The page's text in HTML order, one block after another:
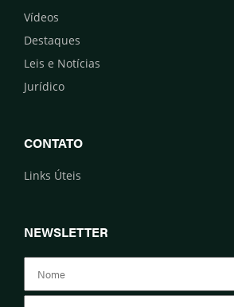
Vídeos
Destaques
Leis e Notícias
Jurídico
CONTATO
Links Úteis
NEWSLETTER